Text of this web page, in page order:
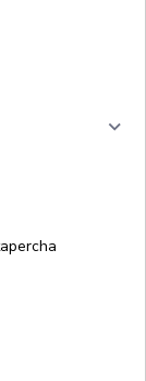
keyboard_arrow_right